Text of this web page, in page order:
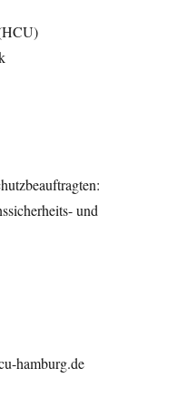
und
hamburg.de